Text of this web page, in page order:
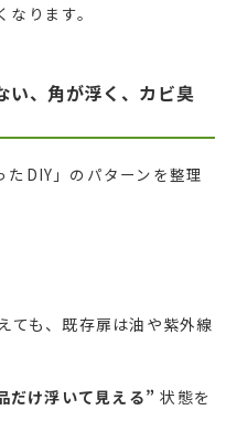
ります。
、角が浮く、カビ臭
たDIY」のパターンを整理
ても、既存扉は油や紫外線
だけ浮いて見える” 状態を